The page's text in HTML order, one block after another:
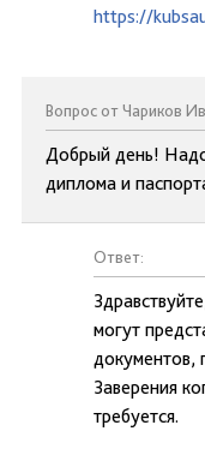
https://
Вопрос от Чариков
Добрый день!
диплома и
Ответ:
могут
документов,
Заверения
требуется.